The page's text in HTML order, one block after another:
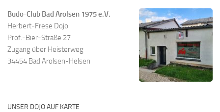
Budo-Club Bad Arolsen 1975 e.V.
Herbert-Frese Dojo
Prof.-Bier-Straße 27
Zugang über Heisterweg
34454 Bad Arolsen-Helsen
UNSER DOJO AUF KARTE